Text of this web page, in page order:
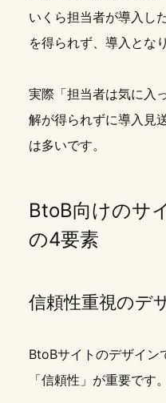
いくら担当者が導入し
を得られず、導入とな
実際「担当者は気に入
解が得られずに導入見
は多いです。
BtoB向けのサ
の4要素
信頼性重視のデ
BtoBサイトのデザイン
「信頼性」が重要です。